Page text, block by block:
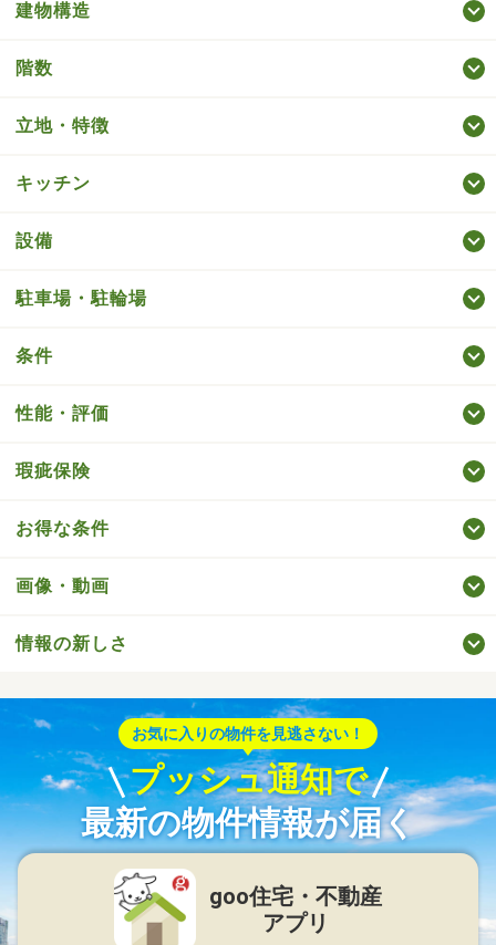
建物構造
階数
立地・特徴
キッチン
設備
駐車場・駐輪場
条件
性能・評価
瑕疵保険
お得な条件
画像・動画
情報の新しさ
お気に入りの物件を見逃さない！
プッシュ通知で
最新の物件情報が届く
goo住宅・不動産
アプリ